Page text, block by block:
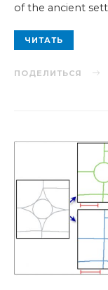
of the ancient
ЧИТАТЬ
ПОДЕЛИТЬСЯ